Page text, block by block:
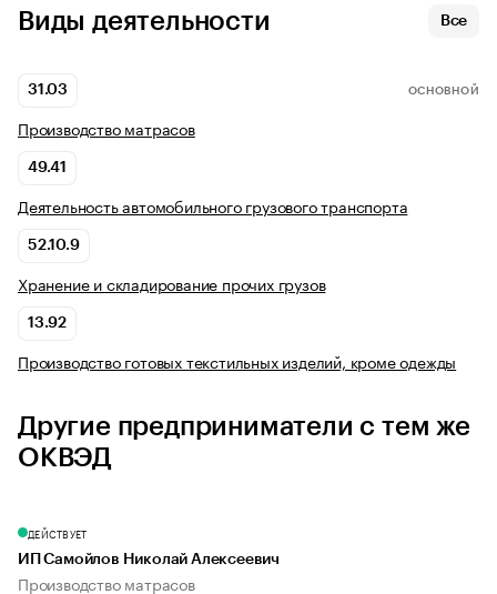
Виды деятельности Все
31.03 ОСНОВНОЙ
Производство матрасов
49.41
Деятельность автомобильного грузового транспорта
52.10.9
Хранение и складирование прочих грузов
13.92
Производство готовых текстильных изделий, кроме одежды
Другие предприниматели с тем же
ОКВЭД
ДЕЙСТВУЕТ
ИП Самойлов Николай Алексеевич
Производство матрасов